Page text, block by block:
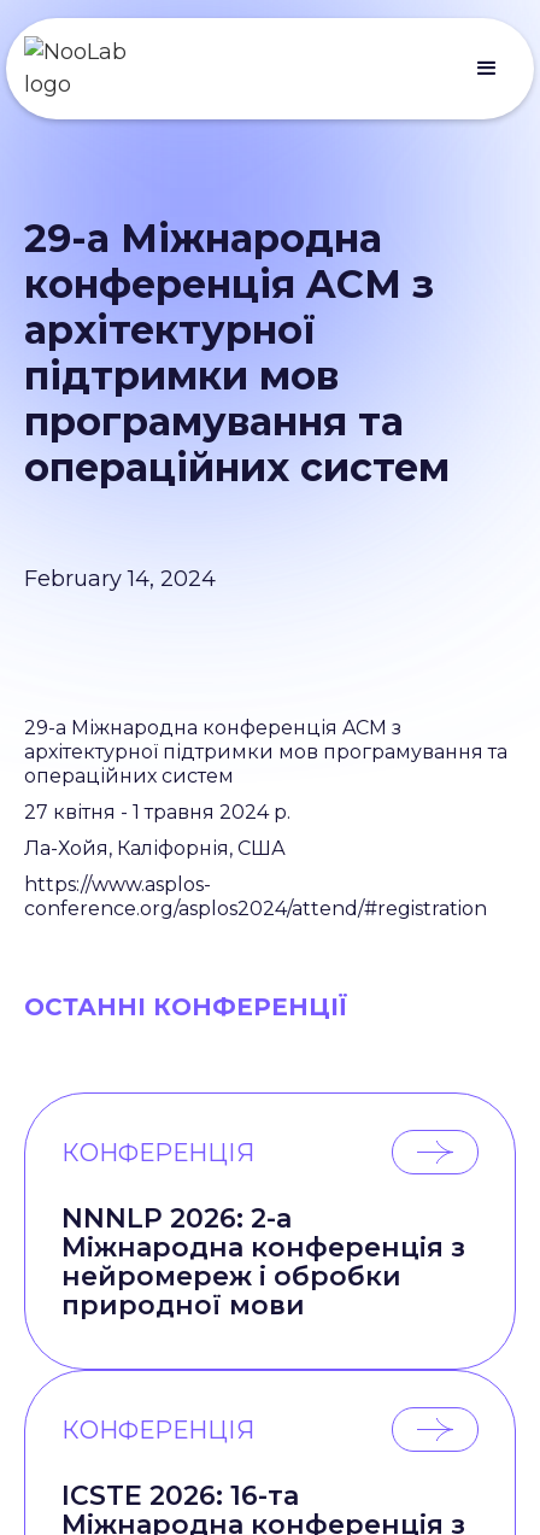
29-а Міжнародна
конференція ACM з
архітектурної
підтримки мов
програмування та
операційних систем
February 14, 2024
29-а Міжнародна конференція ACM з
архітектурної підтримки мов програмування та
операційних систем
27 квітня - 1 травня 2024 р.
Ла-Хойя, Каліфорнія, США
https://www.asplos-
conference.org/asplos2024/attend/#registration
ОСТАННІ КОНФЕРЕНЦІЇ
КОНФЕРЕНЦІЯ
NNNLP 2026: 2-а
Міжнародна конференція з
нейромереж і обробки
природної мови
КОНФЕРЕНЦІЯ
ICSTE 2026: 16-та
Міжнародна конференція з